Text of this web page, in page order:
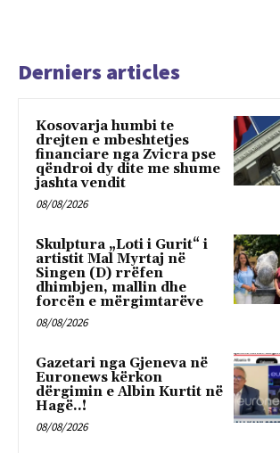
Derniers articles
Kosovarja humbi te
drejten e mbeshtetjes
financiare nga Zvicra pse
qëndroi dy dite me shume
jashta vendit
08/08/2026
Skulptura „Loti i Gurit“ i
artistit Mal Myrtaj në
Singen (D) rrëfen
dhimbjen, mallin dhe
forcën e mërgimtarëve
08/08/2026
Gazetari nga Gjeneva në
Euronews kërkon
dërgimin e Albin Kurtit në
Hagë..!
08/08/2026